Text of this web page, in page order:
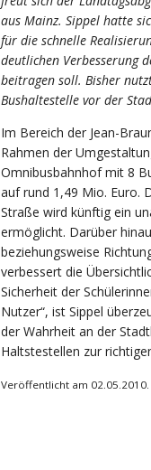
aus Mainz. Sippel hatte
für die schnelle
deutlichen Verbesserung
beitragen soll. Bisher
Bushaltestelle vor der
Im Bereich der Jean-
Rahmen der
Omnibusbahnhof mit 8
auf rund 1,49 Mio. Euro.
Straße wird künftig ein
ermöglicht. Darüber
beziehungsweise
verbessert die
Sicherheit der
Nutzer“, ist Sippel
der Wahrheit an der
Haltstestellen zur
Veröffentlicht am 02.05.2010.